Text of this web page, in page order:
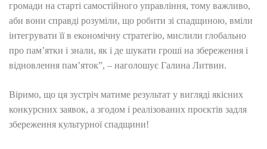
громади на старті самостійного управління, тому важливо,
аби вони справді розуміли, що робити зі спадщиною, вміли
інтегрувати її в економічну стратегію, мислили глобально
про пам’ятки і знали, як і де шукати гроші на збереження і
відновлення пам’яток”, – наголошує Галина Литвин.
Віримо, що ця зустріч матиме результат у вигляді якісних
конкурсних заявок, а згодом і реалізованих проєктів задля
збереження культурної спадщини!